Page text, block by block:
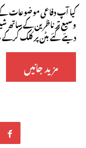
کیا آپ دفاعی موضوعات
وسیع تر ناظرین کے ساتھ
دیئے گئے بٹن پر کلک
مزید جانیں